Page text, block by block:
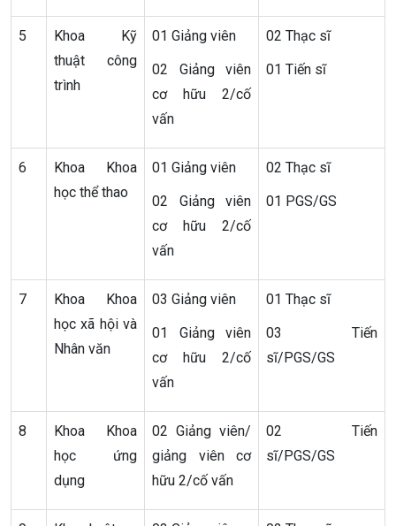
5
Khoa Kỹ
thuật công
trình
01 Giảng viên
02 Giảng viên
cơ hữu 2/cố
vấn
02 Thạc sĩ
01 Tiến sĩ
6
Khoa Khoa
học thể thao
01 Giảng viên
02 Giảng viên
cơ hữu 2/cố
vấn
02 Thạc sĩ
01 PGS/GS
7
Khoa Khoa
học xã hội và
Nhân văn
03 Giảng viên
01 Giảng viên
cơ hữu 2/cố
vấn
01 Thạc sĩ
03 Tiến
sĩ/PGS/GS
8
Khoa Khoa
học ứng
dụng
02 Giảng viên/
giảng viên cơ
hữu 2/cố vấn
02 Tiến
sĩ/PGS/GS